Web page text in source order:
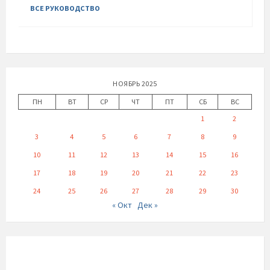
ВСЕ РУКОВОДСТВО
НОЯБРЬ 2025
ПН
ВТ СР ЧТ ПТ СБ
ВС
1
2
3
4 5 6 7 8
9
10
11 12 13 14 15
16
17
18 19 20 21 22
23
24
25 26 27 28 29 30
« Окт Дек »